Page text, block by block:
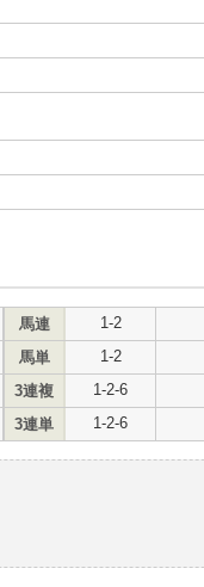
馬連 1-2
馬単 1-2
3連複 1-2-6
3連単 1-2-6